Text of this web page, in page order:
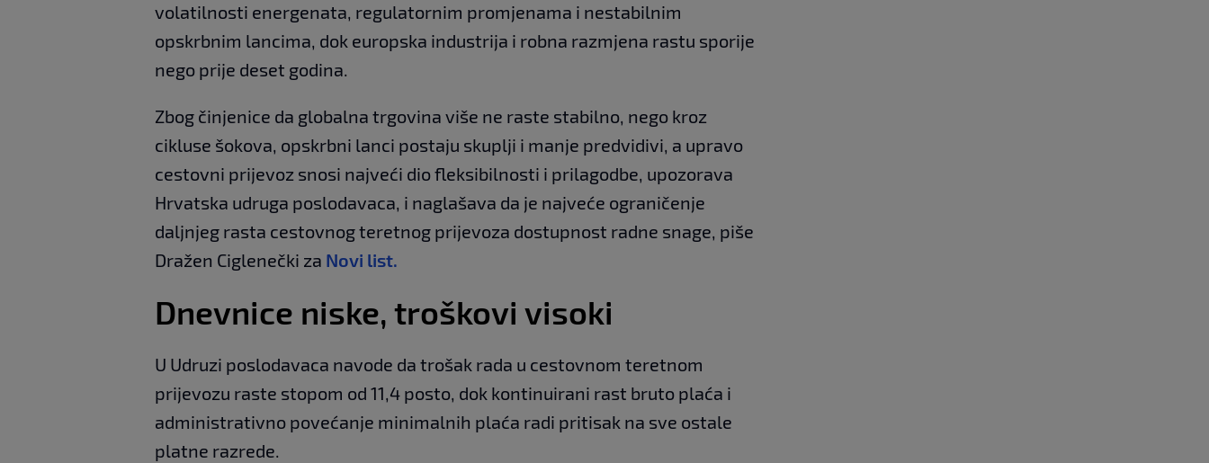
volatilnosti energenata, regulatornim promjenama i nestabilnim
opskrbnim lancima, dok europska industrija i robna razmjena rastu sporije
nego prije deset godina.
Zbog činjenice da globalna trgovina više ne raste stabilno, nego kroz
cikluse šokova, opskrbni lanci postaju skuplji i manje predvidivi, a upravo
cestovni prijevoz snosi najveći dio fleksibilnosti i prilagodbe, upozorava
Hrvatska udruga poslodavaca, i naglašava da je najveće ograničenje
daljnjeg rasta cestovnog teretnog prijevoza dostupnost radne snage, piše
Dražen Ciglenečki za Novi list.
Dnevnice niske, troškovi visoki
U Udruzi poslodavaca navode da trošak rada u cestovnom teretnom
prijevozu raste stopom od 11,4 posto, dok kontinuirani rast bruto plaća i
administrativno povećanje minimalnih plaća radi pritisak na sve ostale
platne razrede.